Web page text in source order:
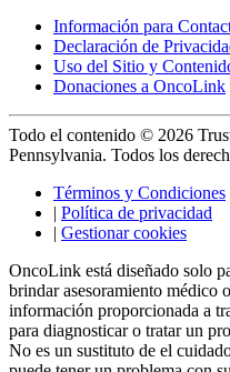
Información para
Declaración de
Uso del Sitio y
Donaciones a OncoLink
Todo el contenido © 2026
Pennsylvania. Todos los
Términos y Condiciones
| Política de privacidad
| Gestionar cookies
OncoLink está diseñado solo
brindar asesoramiento médico
información proporcionada a
para diagnosticar o tratar un
No es un sustituto de el